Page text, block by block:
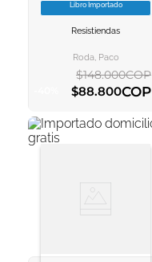
VER INFORMACION
Libro Importado
Resistiendas
Roda, Paco
$148.000COP
$88.800COP
AGREGAR AL CARRITO